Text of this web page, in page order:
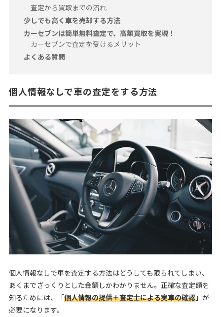
査定から買取までの流れ
少しでも高く車を売却する方法
カーセブンは簡単無料査定で、高額買取を実現！
カーセブンで査定を受けるメリット
よくある質問
個人情報なしで車の査定をする方法
個人情報なしで車を査定する方法はどうしても限られてしまい、
あくまでざっくりとした金額しかわかりません。正確な査定額を
知るためには、「個人情報の提供＋査定士による実車の確認」が
必要になります。